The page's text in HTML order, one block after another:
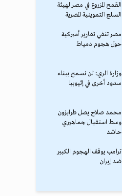
القمح المزروع في مصر لهيئة
السلع التموينية المصرية
مصر تنفي تقارير أميركية
حول هجوم دمياط
وزارة الري: لن نسمح ببناء
سدود أخرى في إثيوبيا
محمد صلاح يصل طرابزون
وسط استقبال جماهيري
حاشد
ترامب يوقف الهجوم الكبير
ضد إيران